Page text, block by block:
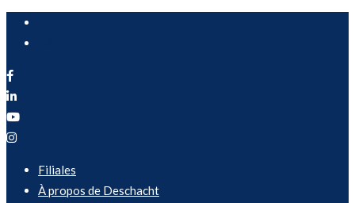
Filiales
À propos de Deschacht